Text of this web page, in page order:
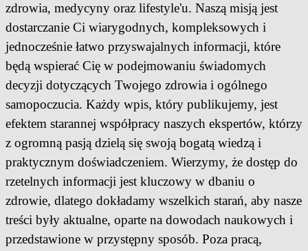
zdrowia, medycyny oraz lifestyle'u. Naszą misją jest
dostarczanie Ci wiarygodnych, kompleksowych i
jednocześnie łatwo przyswajalnych informacji, które
będą wspierać Cię w podejmowaniu świadomych
decyzji dotyczących Twojego zdrowia i ogólnego
samopoczucia. Każdy wpis, który publikujemy, jest
efektem starannej współpracy naszych ekspertów, którzy
z ogromną pasją dzielą się swoją bogatą wiedzą i
praktycznym doświadczeniem. Wierzymy, że dostęp do
rzetelnych informacji jest kluczowy w dbaniu o
zdrowie, dlatego dokładamy wszelkich starań, aby nasze
treści były aktualne, oparte na dowodach naukowych i
przedstawione w przystępny sposób. Poza pracą,